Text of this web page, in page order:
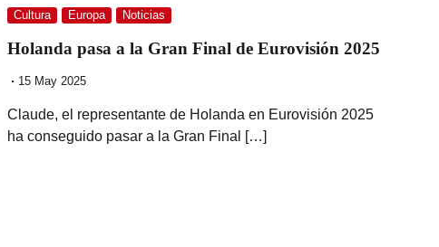
Cultura Europa Noticias
Holanda pasa a la Gran Final de Eurovisión 2025
15 May 2025
Claude, el representante de Holanda en Eurovisión 2025
ha conseguido pasar a la Gran Final […]